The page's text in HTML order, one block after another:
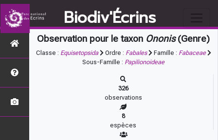
Biodiv'Écrins
Observation pour le taxon Ononis(Genre)
Classe : Equisetopsida Ordre : Fabales Famille : Fabaceae
Sous-Famille : Papilionoideae
326
observations
8
espèces